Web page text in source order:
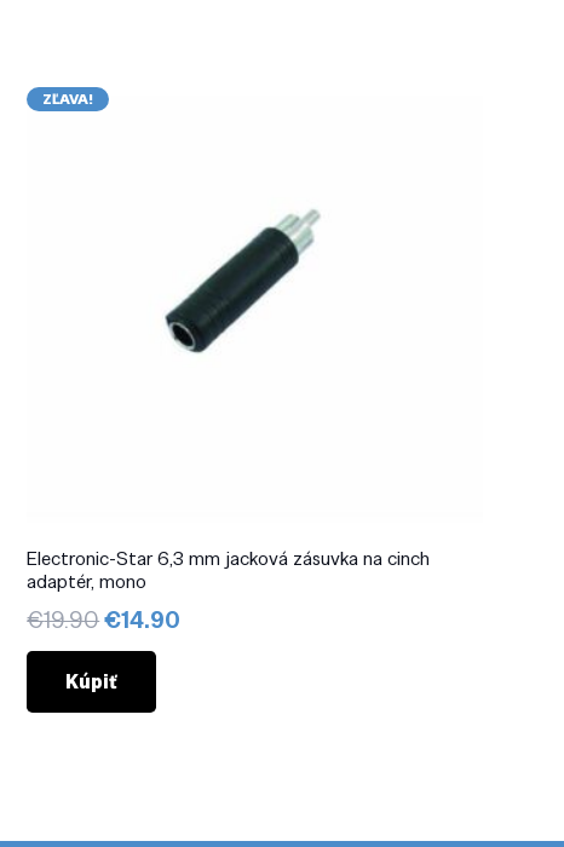
ZĽAVA!
Electronic-Star 6,3 mm jacková zásuvka na cinch
adaptér, mono
€19.90Pôvodná
cena
bola:
€19.90.
€14.90
Kúpiť